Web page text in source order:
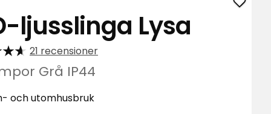
Lägg
ljusslinga Lysa
21 recensioner
Grå IP44
och utomhusbruk